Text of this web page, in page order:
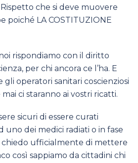
Rispetto che si deve muovere
poiché LA COSTITUZIONE
rispondiamo con il diritto
per chi ancora ce l’ha. E
gli operatori sanitari coscienziosi
ci staranno ai vostri ricatti.
sicuri di essere curati
uno dei medici radiati o in fase
chiedo ufficialmente di mettere
così sappiamo da cittadini chi